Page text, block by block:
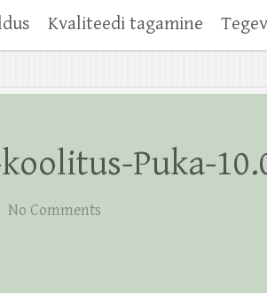
Kvaliteedi tagamine
Puka-
No Comments